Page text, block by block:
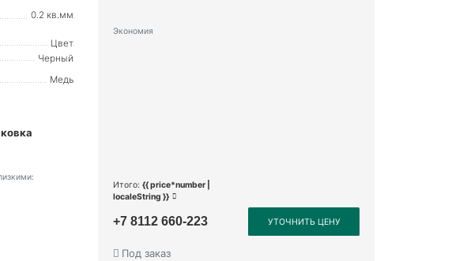
0.2 кв.мм
Цвет
Черный
Медь
Экономия
Итого: {{ price*number |
localeString }}
+7 8112 660-223 УТОЧНИТЬ ЦЕНУ
Под заказ